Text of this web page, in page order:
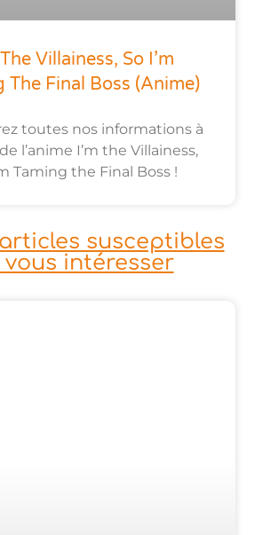
The Villainess, So I’m
The Final Boss (anime)
toutes nos informations à
l’anime I’m the Villainess,
Taming the Final Boss !
susceptibles
vous intéresser